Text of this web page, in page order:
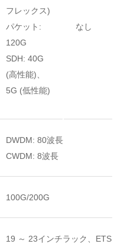
フレックス)
パケット:
120G
SDH: 40G
(高性能)、
5G (低性能)
なし
DWDM: 80波長
CWDM: 8波長
100G/200G
19 ～ 23インチラック、ETSI